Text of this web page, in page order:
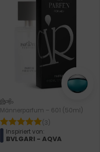
Männerparfum – 601 (50ml)
(3)
Inspiriert von:
BVLGARI - AQVA